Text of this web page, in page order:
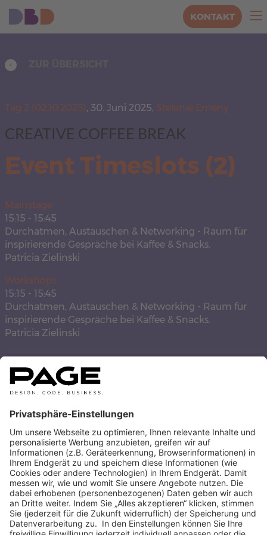
KONTAKT
Tag 2 (02.10.2025), 30. Juni 2025, Stefanie Emeny
CREATIVE COFFEE BREAK
Event Timeslots (2)
Mainstage
15:15 - 15:45
Durchatmen, Austauschen & Networking - Raum für
inspirierende Gespräche bei Kaffee & Snacks.
Patricia Zielinski
Workshops
15:15 - 15:45
Durchatmen, Austauschen & Networking - Raum für
inspirierende Gespräche bei Kaffee & Snacks.
Patricia Zielinski
STEFANIE EMENY
AUTOREN BEITRÄGE ANZEIGEN
ZUR ÜBERSICHT